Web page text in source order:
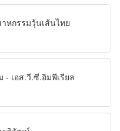
หกรรมวุ้นเส้นไทย
- เอส.วี.ซี.อิมพีเรียล